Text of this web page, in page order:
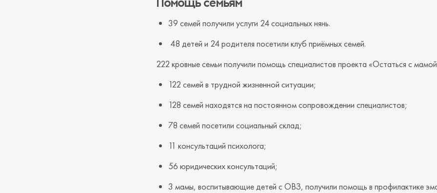
39 семей получили услуги 24 социальных нянь.
48 детей и 24 родителя посетили клуб приёмных семей.
222 кровные семьи получили помощь специалистов проекта «Остаться с
122 семей в трудной жизненной ситуации;
128 семей находятся на постоянном сопровождении специалистов;
78 семей посетили социальный склад;
11 консультаций психолога;
56 юридических консультаций;
3 мамы, воспитывающие детей с ОВЗ, получили помощь в профилактике